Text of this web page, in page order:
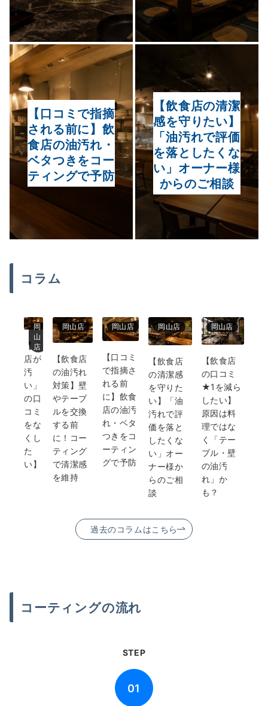
【口コミで指摘
される前に】飲
食店の油汚れ・
ベタつきをコー
ティングで予防
【飲食店の清潔
感を守りたい】
「油汚れで評価
を落としたくな
い」オーナー様
からのご相談
コラム
岡
山
店
【「
店が
汚
い」
の口
コミ
をな
くし
た
い】
岡山店
【飲食店
の油汚れ
対策】壁
やテーブ
ルを交換
する前
に！コー
ティング
で清潔感
を維持
岡山店
【口コミ
で指摘さ
れる前
に】飲食
店の油汚
れ・ベタ
つきをコ
ーティン
グで予防
岡山店
【飲食店
の清潔感
を守りた
い】「油
汚れで評
価を落と
したくな
い」オー
ナー様か
らのご相
談
岡山店
【飲食店
の口コミ
★1を減ら
したい】
原因は料
理ではな
く「テー
ブル・壁
の油汚
れ」か
も？
過去のコラムはこちら
コーティングの流れ
STEP
01